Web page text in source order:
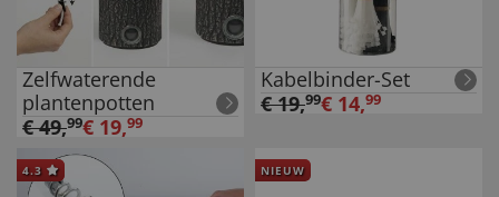
Zelfwaterende
plantenpotten
€49,99€ 19,99
Kabelbinder-Set
€19,99€ 14,99
4.3 NIEUW